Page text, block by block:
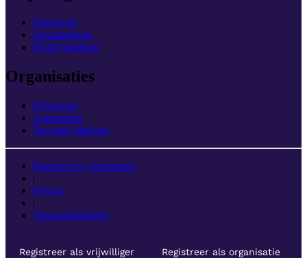
Informatie
Vacaturebank
Profiel plaatsen
Organisaties
Informatie
Aanmelden
Vacature plaatsen
Powered by Volunteerly
|
Privacy
|
Toegankelijkheid
Registreer als vrijwilliger Registreer als organisatie